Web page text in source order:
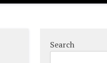
Search